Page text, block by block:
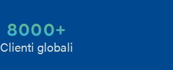
8000+
Clienti globali